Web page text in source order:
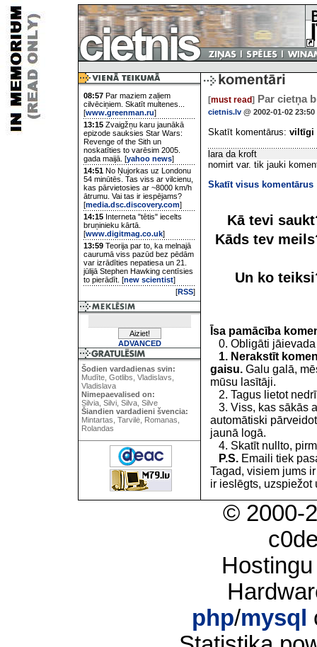
08:57 Par maziem zaļiem
cilvēciņiem. Skatīt multenes...
[www.greenman.ru]
13:15 Zvaigžņu karu jaunākā
epizode sauksies Star Wars:
Revenge of the Sith un
noskatīties to varēsim 2005.
gada maijā. [yahoo news]
14:51 No Ņujorkas uz Londonu
54 minūtēs. Tas viss ar vilcienu,
kas pārvietosies ar ~8000 km/h
ātrumu. Vai tas ir iespējams?
[media.dsc.discovery.com]
14:15 Interneta "tētis" iecelts
bruņinieku kārtā.
[www.digitmag.co.uk]
13:59 Teorija par to, ka melnajā
caurumā viss pazūd bez pēdām
var izrādīties nepatiesa un 21.
jūlijā Stephen Hawking centīsies
to pierādīt. [new scientist]
[RSS]
ADVANCED
Šodien vardadienas svin:
Mudīte, Gotlibs, Vladislavs,
Vladislava
Nimepaevalised on:
Silvia, Silvi, Silva, Silve
Šiandien vardadieni švencia:
Mintartas, Tarvilė, Romanas,
Rolandas
[must read] Par cietņa
cietnis.lv @ 2002-01-02 23:50
Skatīt komentārus: viltīgi
lara da kroft
nomirt var. tik jauki
Skatīt visus komentārus
Kā tevi
Kāds tev
Un ko
Īsa pamācība
0. Obligāti jāievada
1. Nerakstīt
gaisu. Galu galā,
mūsu lasītāji.
2. Tagus lietot
3. Viss, kas sākās
automātiski
jaunā logā.
4. Skatīt nullto,
P.S. Emaili tiek
Tagad, visiem jums
ir ieslēgts, uzspiežot
© 2000-
php/mysql